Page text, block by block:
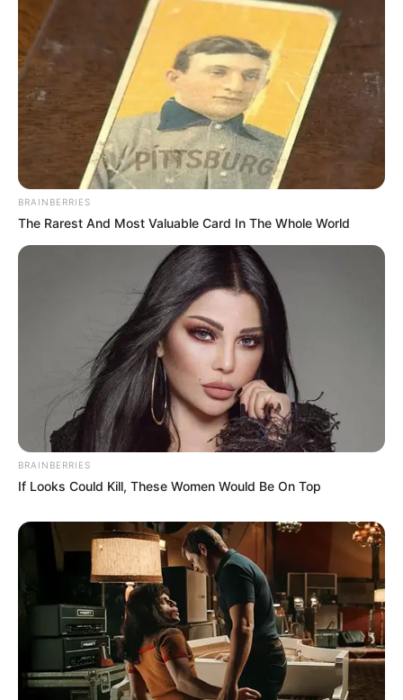
BRAINBERRIES
The Rarest And Most Valuable Card In The Whole World
BRAINBERRIES
If Looks Could Kill, These Women Would Be On Top